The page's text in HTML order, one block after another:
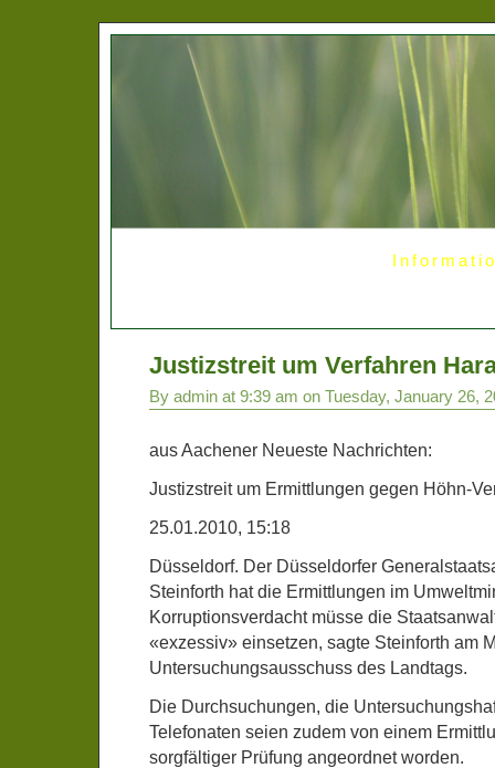
Justizstreit um Verfahren
By admin at 9:39 am on Tuesday, January 26,
aus Aachener Neueste Nachrichten:
Justizstreit um Ermittlungen gegen Höhn-
25.01.2010, 15:18
Düsseldorf. Der Düsseldorfer
Steinforth hat die Ermittlungen im
Korruptionsverdacht müsse die
«exzessiv» einsetzen, sagte Steinforth am
Untersuchungsausschuss des Landtags.
Die Durchsuchungen, die
Telefonaten seien zudem von einem
sorgfältiger Prüfung angeordnet worden.